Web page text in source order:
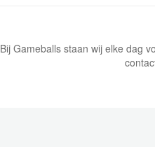
Bij Gameballs staan wij elke dag